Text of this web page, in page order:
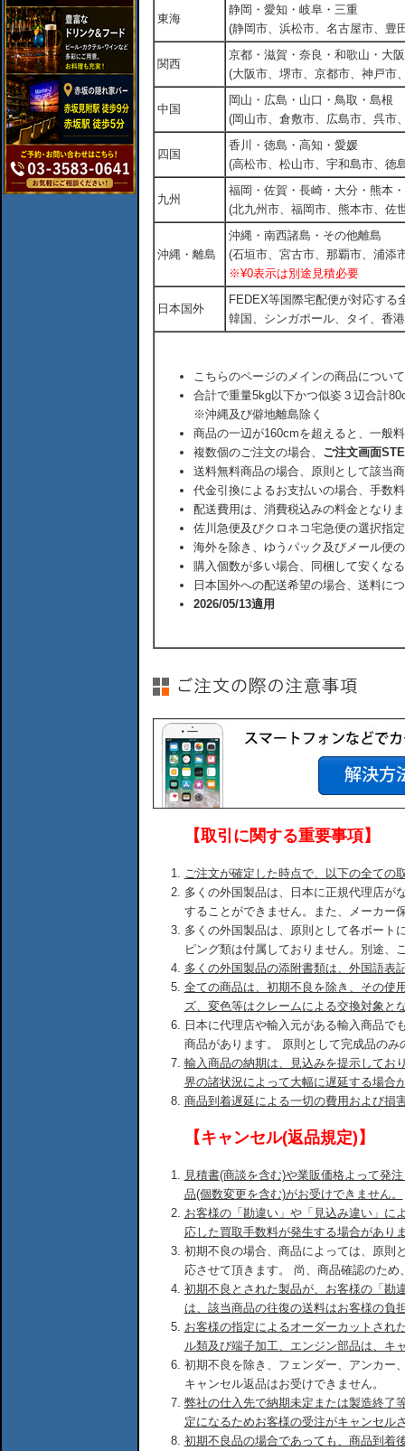
東海
静岡・愛知・岐阜・三重
(静岡市、浜松市、名古屋市、豊
関西
京都・滋賀・奈良・和歌山・大
(大阪市、堺市、京都市、神戸市
中国
岡山・広島・山口・鳥取・島根
(岡山市、倉敷市、広島市、呉市
四国
香川・徳島・高知・愛媛
(高松市、松山市、宇和島市、徳
九州
福岡・佐賀・長崎・大分・熊本
(北九州市、福岡市、熊本市、佐
沖縄・離島
沖縄・南西諸島・その他離島
(石垣市、宮古市、那覇市、浦添
※¥0表示は別途見積必要
日本国外
FEDEX等国際宅配便が対応す
韓国、シンガポール、タイ、香
こちらのページのメインの商品につい
合計で重量5kg以下かつ似姿３辺合計
※沖縄及び僻地離島除く
商品の一辺が160cmを超えると、一般
複数個のご注文の場合、 ご注文画面
送料無料商品の場合、原則として該当
代金引換によるお支払いの場合、手数
配送費用は、消費税込みの料金となり
佐川急便及びクロネコ宅急便の選択指
海外を除き、ゆうパック及びメール便
購入個数が多い場合、同梱して安くな
日本国外への配送希望の場合、送料に
2026/05/13適用
【取引に関する重要事項】
ご注文が確定した時点で、以下の全ての
多くの外国製品は、日本に正規代理店が
することができません。また、メーカー
多くの外国製品は、原則として各ボート
ピング類は付属しておりません。別途、
多くの外国製品の添附書類は、外国語表
全ての商品は、初期不良を除き、その使
ズ、変色等はクレームによる交換対象と
日本に代理店や輸入元がある輸入商品で
商品があります。 原則として完成品のみ
輸入商品の納期は、見込みを提示してお
界の諸状況によって大幅に遅延する場合
商品到着遅延による一切の費用および損
【キャンセル(返品規定)】
見積書(商談を含む)や業販価格よって発
品(個数変更を含む)がお受けできません。
お客様の「勘違い」や「見込み違い」に
応した買取手数料が発生する場合があり
初期不良の場合、商品によっては、原則
応させて頂きます。 尚、商品確認のた
初期不良とされた製品が、お客様の「勘
は、該当商品の往復の送料はお客様の負
お客様の指定によるオーダーカットされ
ル類及び端子加工、エンジン部品は、キ
初期不良を除き、フェンダー、アンカー
キャンセル返品はお受けできません。
弊社の仕入先で納期未定または製造終了
定になるためお客様の受注がキャンセル
初期不良品の場合であっても、商品到着